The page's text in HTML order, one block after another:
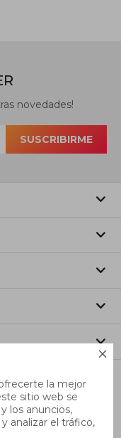

la mejor
sitio web se
los anuncios,
analizar el tráfico,
novedades!
SUSCRIBIRME